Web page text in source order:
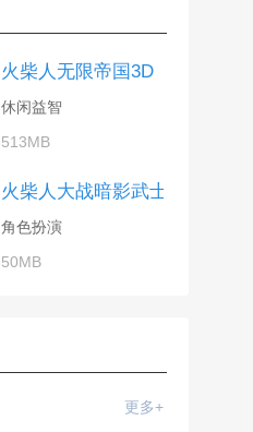
火柴人无限帝国3D
休闲益智
513MB
火柴人大战暗影武士
角色扮演
50MB
更多+